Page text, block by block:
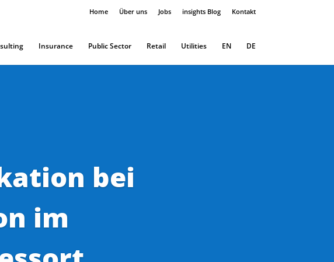
Home Über uns Jobs insights Blog Kontakt
Insurance Public Sector Retail Utilities EN DE
bei
im